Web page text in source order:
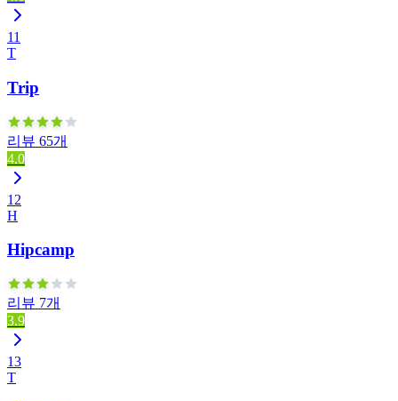
11
T
Trip
리뷰 65개
4.0
12
H
Hipcamp
리뷰 7개
3.9
13
T